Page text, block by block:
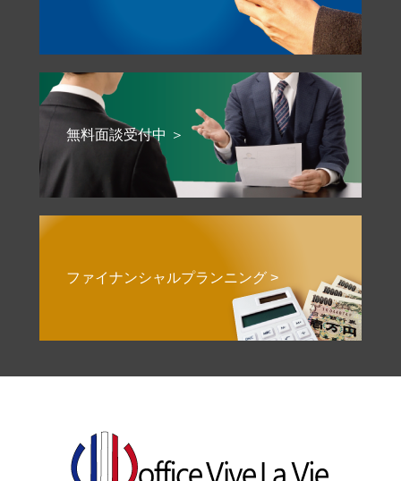
無料面談受付中 ＞
ファイナンシャルプランニング >